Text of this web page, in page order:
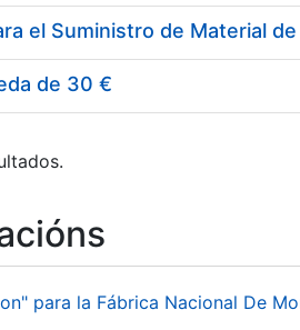
de 30 €
para la Fábrica Nacional De